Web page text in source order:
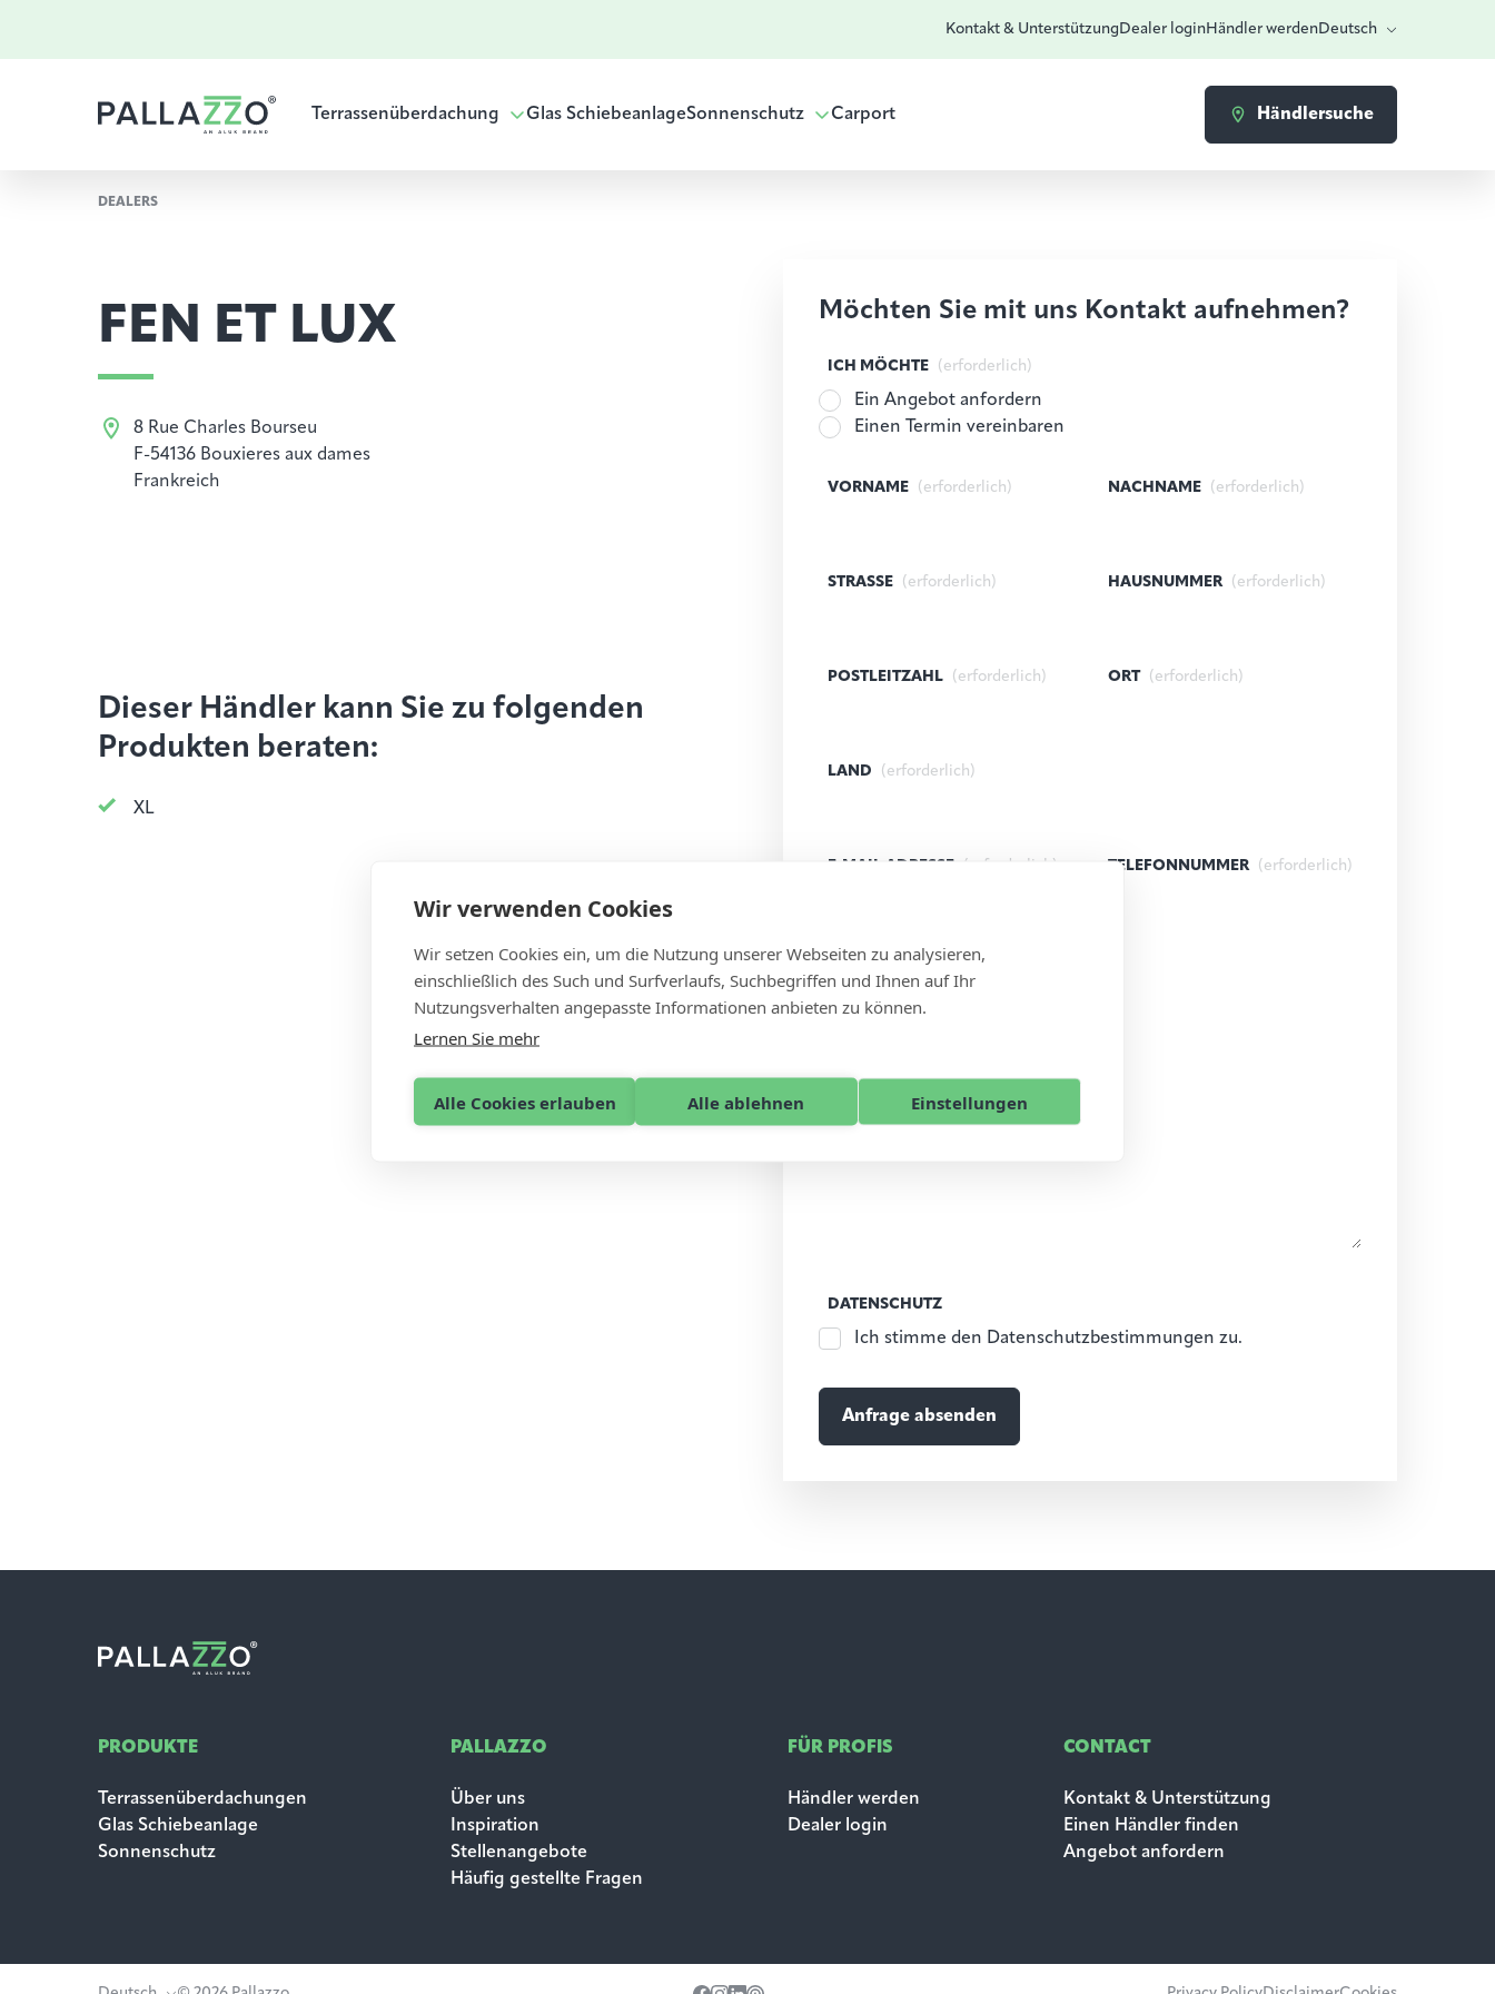
Wir verwenden Cookies
Wir setzen Cookies ein, um die Nutzung unserer Webseiten zu analysieren,
einschließlich des Such und Surfverlaufs, Suchbegriffen und Ihnen auf Ihr
Nutzungsverhalten angepasste Informationen anbieten zu können.
Lernen Sie mehr
Alle Cookies erlauben Alle ablehnen Einstellungen
Kontakt & UnterstützungDealer loginHändler werdenDeutsch
Terrassenüberdachung Glas SchiebeanlageSonnenschutz Carport Händlersuche
DEALERS
FEN ET LUX
8 Rue Charles Bourseu
F-54136 Bouxieres aux dames
Frankreich
Dieser Händler kann Sie zu folgenden
Produkten beraten:
XL
Möchten Sie mit uns Kontakt aufnehmen?
ICH MÖCHTE (erforderlich)
Ein Angebot anfordern
Einen Termin vereinbaren
VORNAME (erforderlich) NACHNAME (erforderlich)
STRASSE (erforderlich) HAUSNUMMER (erforderlich)
POSTLEITZAHL (erforderlich) ORT (erforderlich)
LAND (erforderlich)
E-MAIL ADRESSE (erforderlich) TELEFONNUMMER (erforderlich)
NACHRICHT (erforderlich)
DATENSCHUTZ
Ich stimme den Datenschutzbestimmungen zu.
PRODUKTE
Terrassenüberdachungen
Glas Schiebeanlage
Sonnenschutz
PALLAZZO
Über uns
Inspiration
Stellenangebote
Häufig gestellte Fragen
FÜR PROFIS
Händler werden
Dealer login
CONTACT
Kontakt & Unterstützung
Einen Händler finden
Angebot anfordern